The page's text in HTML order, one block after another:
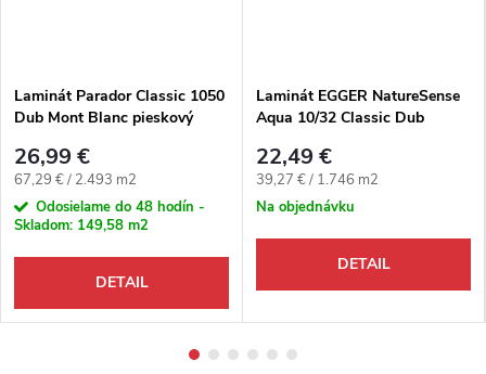
Laminát Parador Classic 1050
Dub Mont Blanc pieskový
26,99 €
Jednotková cena:
67,29 € / 2.493 m2
Odosielame do 48 hodín -
Skladom: 149,58 m2
DETAIL
Laminát EGGER NatureSense
Aqua 10/32 Classic Dub
22,49 €
Jednotková cena:
39,27 € / 1.746 m2
Na objednávku
DETAIL